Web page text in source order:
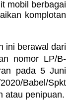
mobil berbagai
komplotan
ini berawal dari
nomor LP/B-
pada 5 Juni
Babel/Spkt
atau penipuan.